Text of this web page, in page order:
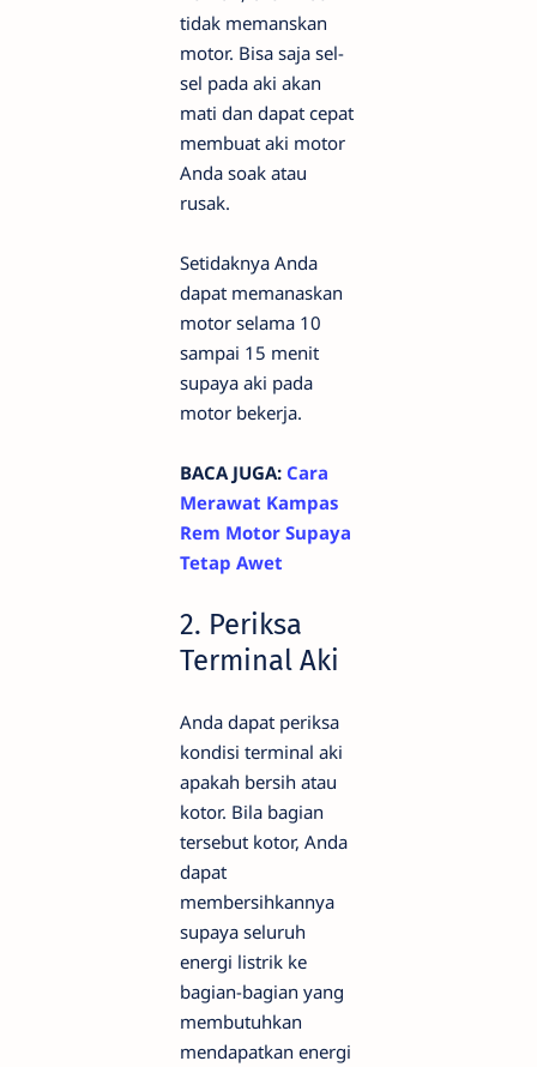
tidak memanskan
motor. Bisa saja sel-
sel pada aki akan
mati dan dapat cepat
membuat aki motor
Anda soak atau
rusak.
Setidaknya Anda
dapat memanaskan
motor selama 10
sampai 15 menit
supaya aki pada
motor bekerja.
BACA JUGA: Cara
Merawat Kampas
Rem Motor Supaya
Tetap Awet
2. Periksa
Terminal Aki
Anda dapat periksa
kondisi terminal aki
apakah bersih atau
kotor. Bila bagian
tersebut kotor, Anda
dapat
membersihkannya
supaya seluruh
energi listrik ke
bagian-bagian yang
membutuhkan
mendapatkan energi